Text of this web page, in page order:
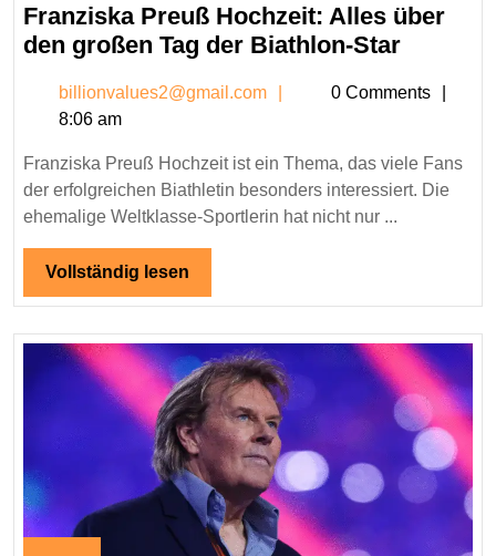
2026
Franziska Preuß Hochzeit: Alles über
den großen Tag der Biathlon-Star
über
den
Star
billionvalues2@gmail.com
0 Comments
8:06 am
Franziska Preuß Hochzeit ist ein Thema, das viele Fans
der erfolgreichen Biathletin besonders interessiert. Die
ehemalige Weltklasse-Sportlerin hat nicht nur ...
Vollständig lesen
lesen